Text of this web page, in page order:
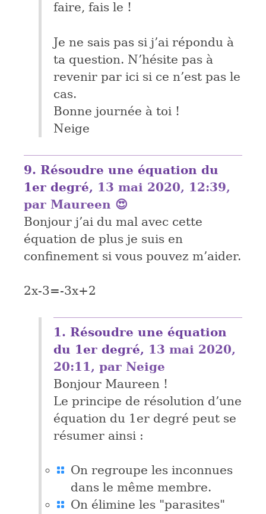
faire, fais le !
Je ne sais pas si j’ai répondu à
ta question. N’hésite pas à
revenir par ici si ce n’est pas le
cas.
Bonne journée à toi !
Neige
9. Résoudre une équation du
1er degré, 13 mai 2020, 12:39,
par Maureen 😍
Bonjour j’ai du mal avec cette
équation de plus je suis en
confinement si vous pouvez m’aider.
2x-3=-3x+2
1. Résoudre une équation
du 1er degré, 13 mai 2020,
20:11 , par Neige
Bonjour Maureen !
Le principe de résolution d’une
équation du 1er degré peut se
résumer ainsi :
On regroupe les inconnues
dans le même membre.
On élimine les "parasites"